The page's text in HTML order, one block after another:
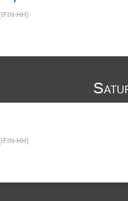
IFIN-HH)
IFIN-HH)